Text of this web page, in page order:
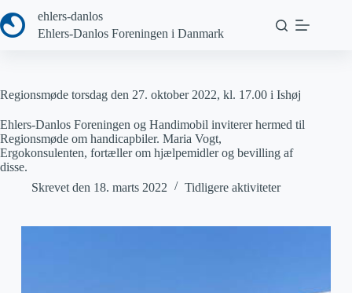
til
indhold
ehlers-danlos
Ehlers-Danlos Foreningen i Danmark
Regionsmøde torsdag den 27. oktober 2022, kl. 17.00 i Ishøj
Ehlers-Danlos Foreningen og Handimobil inviterer hermed til
Regionsmøde om handicapbiler. Maria Vogt,
Ergokonsulenten, fortæller om hjælpemidler og bevilling af
disse.
Skrevet den 18. marts 2022 Tidligere aktiviteter